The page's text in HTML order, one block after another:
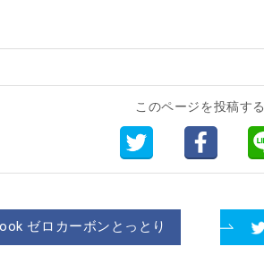
このページを投稿する
ゼロカーボンとっとり